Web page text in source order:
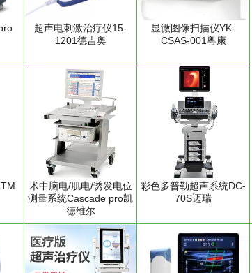
超声电刺激治疗仪15-
1201德吉奥
显微图像扫描仪YK-
CSAS-001粤康
术中脑电/肌电/诱发电位
测量系统Cascade pro凯
德维尔
彩色多普勒超声系统DC-
70S迈瑞